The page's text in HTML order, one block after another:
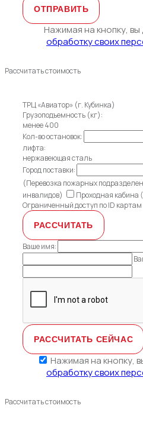
Нажимая на кнопку, вы
обработку своих
Рассчитать стоимость
ТРЦ «Авиатор» (г. Кубинка)
Грузоподъемность (кг):
менее 400
Кол-во остановок:
лифта:
нержавеющая сталь
Город поставки:
(Перевозка пожарных
инвалидов)
Проходная кабина
Ограниченный доступ по ID картам
Ваше имя:
Нажимая на кнопку,
обработку своих
Рассчитать стоимость